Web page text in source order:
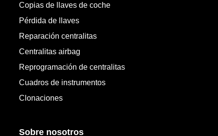
Copias de llaves de coche
Pérdida de llaves
Reparación centralitas
Centralitas airbag
Reprogramación de centralitas
Cuadros de instrumentos
Clonaciones
Sobre nosotros